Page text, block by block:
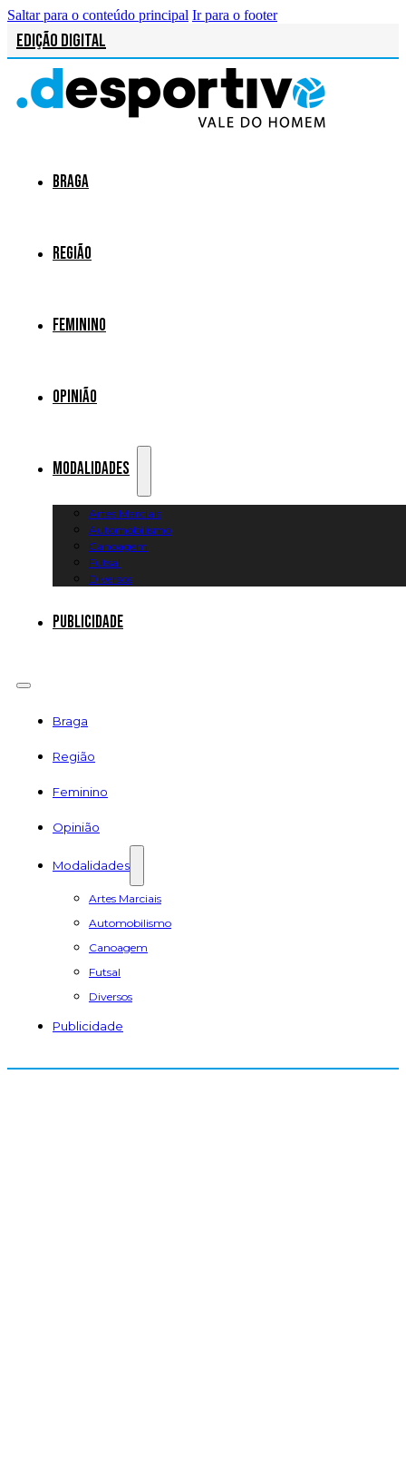
Saltar para o conteúdo principal Ir para o footer
Edição Digital
Braga
Região
Feminino
Opinião
Modalidades
Artes Marciais
Automobilismo
Canoagem
Futsal
Diversos
Publicidade
Braga
Região
Feminino
Opinião
Modalidades
Artes Marciais
Automobilismo
Canoagem
Futsal
Diversos
Publicidade